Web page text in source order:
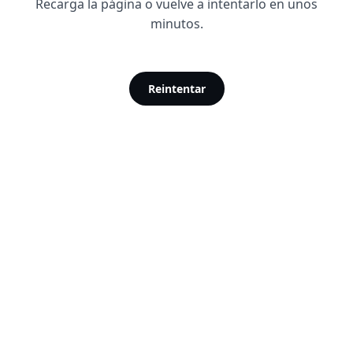
Recarga la página o vuelve a intentarlo en unos
minutos.
Reintentar